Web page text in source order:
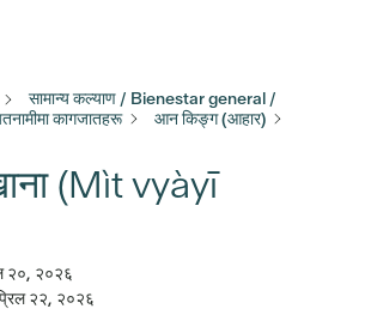
सामान्य कल्याण / Bienestar general /
कागजातहरू
आन किङ्ग (आहार)
(Mìt vyàyī
२०, २०२६
२२, २०२६